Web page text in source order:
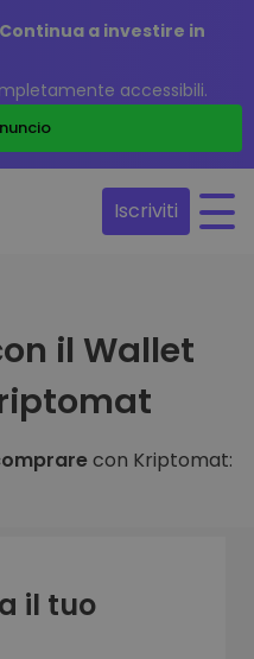
a investire in
accessibili.
Iscriviti
il Wallet
con Kriptomat:
il tuo